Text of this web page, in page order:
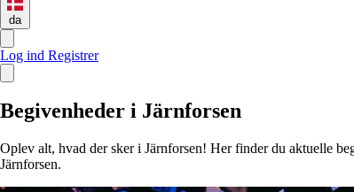
da
Log ind Registrer
Begivenheder i Järnforsen
Oplev alt, hvad der sker i Järnforsen! Her finder du aktuelle
Järnforsen.